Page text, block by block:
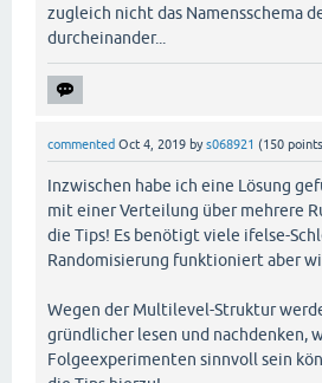
zugleich nicht das Namensschema
durcheinander...
commented Oct 4, 2019 bys068921 (150
Inzwischen habe ich eine Lösung
mit einer Verteilung über mehrere
die Tips! Es benötigt viele ifelse-
Randomisierung funktioniert aber
Wegen der Multilevel-Struktur
gründlicher lesen und nachdenken,
Folgeexperimenten sinnvoll sein